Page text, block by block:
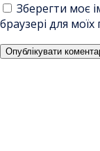
Зберегти моє
браузері для